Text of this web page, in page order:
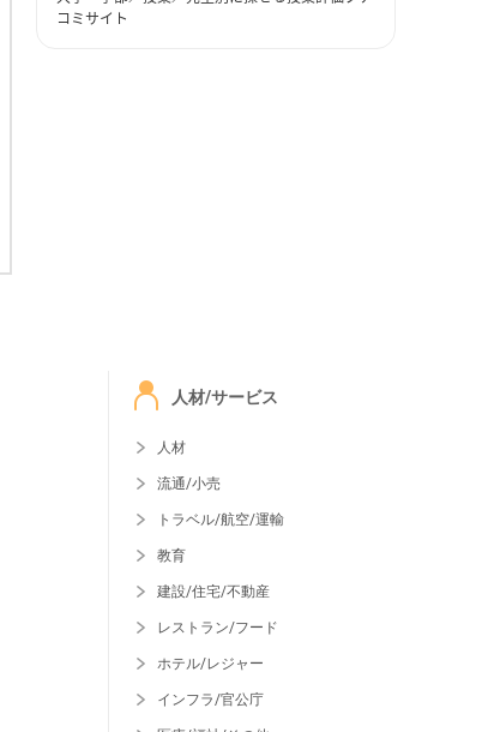
コミサイト
人材/サービス
人材
流通/小売
トラベル/航空/運輸
教育
建設/住宅/不動産
レストラン/フード
ホテル/レジャー
インフラ/官公庁